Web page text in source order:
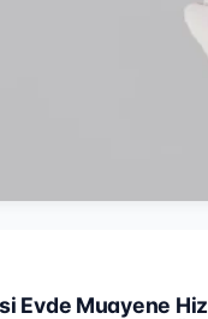
Evde Muayene